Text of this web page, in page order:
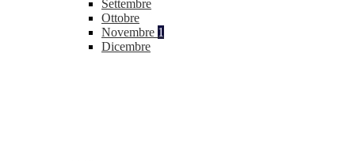
Settembre
Ottobre
Novembre 1
Dicembre